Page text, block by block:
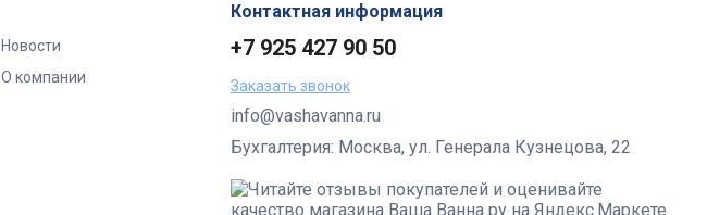
Новости
О компании
Контактная информация
+7 925 427 90 50
Заказать звонок
info@vashavanna.ru
Бухгалтерия: Москва, ул. Генерала Кузнецова, 22